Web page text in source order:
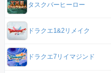
タスクバーヒーロー
ドラクエ1&2リメイク
ドラクエ7リイマジンド